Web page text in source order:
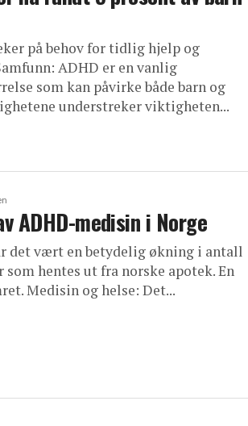
på behov for tidlig hjelp og
ADHD er en vanlig
som kan påvirke både barn og
understreker viktigheten...
ADHD-medisin i Norge
det vært en betydelig økning i antall
hentes ut fra norske apotek. En
Medisin og helse: Det...